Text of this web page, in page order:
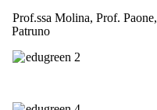
Prof.ssa Molina, Prof.
Patruno